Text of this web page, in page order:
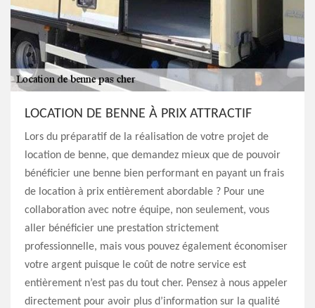
LOCATION DE BENNE À PRIX ATTRACTIF
Lors du préparatif de la réalisation de votre projet de
location de benne, que demandez mieux que de pouvoir
bénéficier une benne bien performant en payant un frais
de location à prix entièrement abordable ? Pour une
collaboration avec notre équipe, non seulement, vous
aller bénéficier une prestation strictement
professionnelle, mais vous pouvez également économiser
votre argent puisque le coût de notre service est
entièrement n’est pas du tout cher. Pensez à nous appeler
directement pour avoir plus d’information sur la qualité